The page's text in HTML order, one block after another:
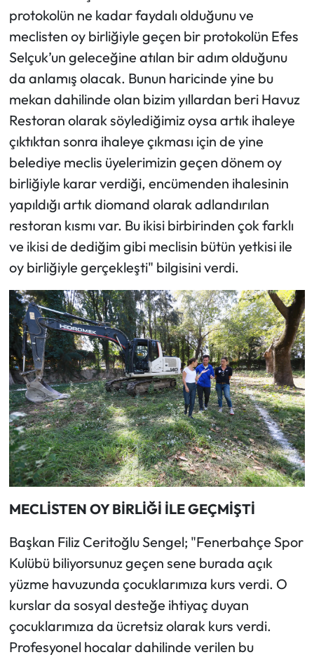
protokolün ne kadar faydalı olduğunu ve
meclisten oy birliğiyle geçen bir protokolün Efes
Selçuk’un geleceğine atılan bir adım olduğunu
da anlamış olacak. Bunun haricinde yine bu
mekan dahilinde olan bizim yıllardan beri Havuz
Restoran olarak söylediğimiz oysa artık ihaleye
çıktıktan sonra ihaleye çıkması için de yine
belediye meclis üyelerimizin geçen dönem oy
birliğiyle karar verdiği, encümenden ihalesinin
yapıldığı artık diomand olarak adlandırılan
restoran kısmı var. Bu ikisi birbirinden çok farklı
ve ikisi de dediğim gibi meclisin bütün yetkisi ile
oy birliğiyle gerçekleşti" bilgisini verdi.
MECLİSTEN OY BİRLİĞİ İLE GEÇMİŞTİ
Başkan Filiz Ceritoğlu Sengel; "Fenerbahçe Spor
Kulübü biliyorsunuz geçen sene burada açık
yüzme havuzunda çocuklarımıza kurs verdi. O
kurslar da sosyal desteğe ihtiyaç duyan
çocuklarımıza da ücretsiz olarak kurs verdi.
Profesyonel hocalar dahilinde verilen bu